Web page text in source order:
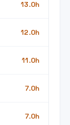
13.0h
12.0h
11.0h
7.0h
7.0h